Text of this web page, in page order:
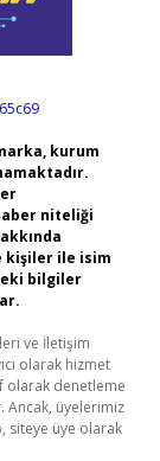
kurum
niteliği
kişiler ile isim
bilgiler
ve İletişim
olarak hizmet
olarak denetleme
Ancak, üyelerimiz
siteye üye olarak